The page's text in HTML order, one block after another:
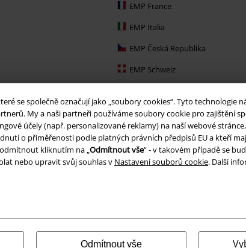
se společně označují jako „soubory cookies“. Tyto
My a naši partneři používáme soubory cookie pro zajištění
účely (např. personalizované reklamy) na naší webové
o přiměřenosti podle platných právních předpisů EU a kteří
kliknutím na „Odmítnout vše“ - v takovém případě se
nebo upravit svůj souhlas v Nastavení souborů cookie. Další
Odmítnout vše
EMP France
EMP Italia
EMP Česká Republika
EMP Schweiz
EMP Sverige
Large Nederland
EMP Slovensko